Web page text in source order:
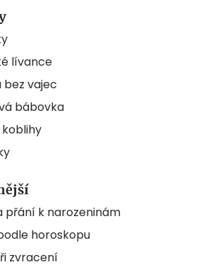
lívance
bez vajec
bábovka
přání k narozeninám
horoskopu
zvracení